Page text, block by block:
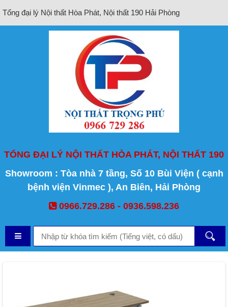
Tổng đại lý Nội thất Hòa Phát, Nội thất 190 Hải Phòng
TỔNG ĐẠI LÝ NỘI THẤT HÒA PHÁT, NỘI THẤT 190
Showroom : Tòa nhà 7 tầng, Số 10 Bùi Viện ( cạnh
bệnh viện Vinmec ), An Biên, Hải Phòng
0966.729.286 - 0936.598.236